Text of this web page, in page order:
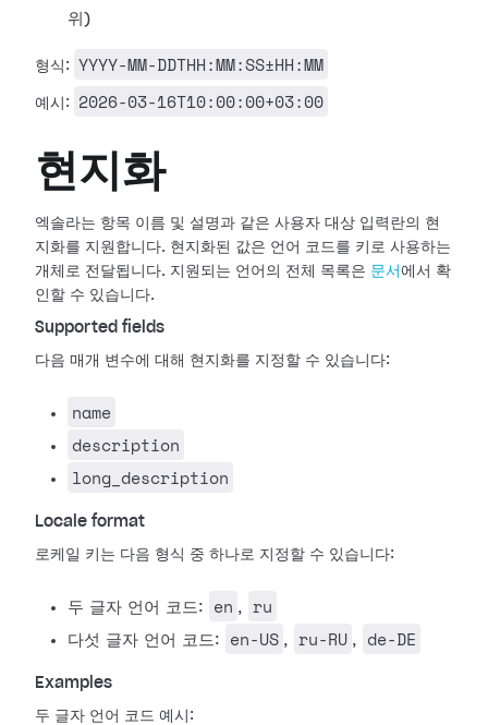
위)
형식: YYYY-MM-DDTHH:MM:SS±HH:MM
예시: 2026-03-16T10:00:00+03:00
현지화
엑솔라는 항목 이름 및 설명과 같은 사용자 대상 입력란의 현
지화를 지원합니다. 현지화된 값은 언어 코드를 키로 사용하는
개체로 전달됩니다. 지원되는 언어의 전체 목록은 문서 에서 확
인할 수 있습니다.
Supported fields
다음 매개 변수에 대해 현지화를 지정할 수 있습니다:
name
description
long_description
Locale format
로케일 키는 다음 형식 중 하나로 지정할 수 있습니다:
두 글자 언어 코드: en , ru
다섯 글자 언어 코드: en-US , ru-RU , de-DE
Examples
두 글자 언어 코드 예시: